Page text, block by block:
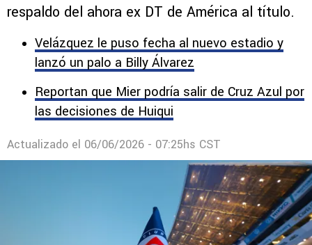
respaldo del ahora ex DT de América al título.
Velázquez le puso fecha al nuevo estadio y
lanzó un palo a Billy Álvarez
Reportan que Mier podría salir de Cruz Azul por
las decisiones de Huiqui
Actualizado el 06/06/2026 - 07:25hs CST